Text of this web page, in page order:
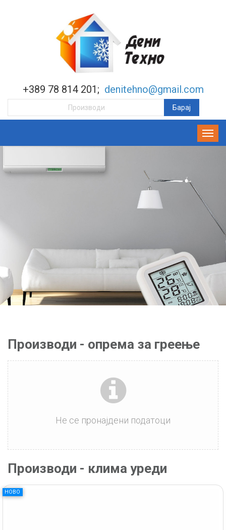
+389 78 814 201; denitehno@gmail.com
Производи - опрема за греење
Не се пронајдени податоци
Производи - клима уреди
НОВО